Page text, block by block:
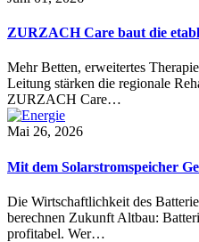
ZURZACH Care baut die
Mehr Betten, erweitertes
Leitung stärken die regionale
ZURZACH Care…
Mai 26, 2026
Mit dem Solarstromspeicher
Die Wirtschaftlichkeit des
berechnen Zukunft Altbau:
profitabel. Wer…